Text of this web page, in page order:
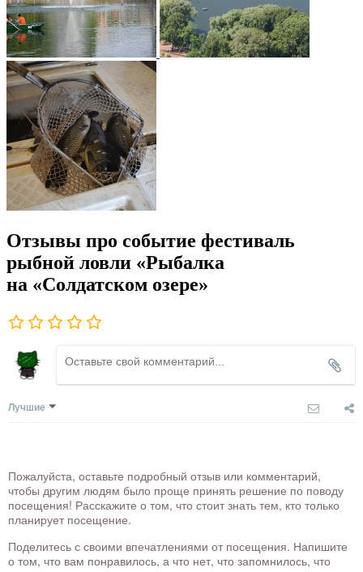
Отзывы про событие фестиваль
рыбной ловли «Рыбалка
на «Солдатском озере»
Лучшие
Пожалуйста, оставьте подробный отзыв или комментарий,
чтобы другим людям было проще принять решение по поводу
посещения! Расскажите о том, что стоит знать тем, кто только
планирует посещение.
Поделитесь с своими впечатлениями от посещения. Напишите
о том, что вам понравилось, а что нет, что запомнилось, что